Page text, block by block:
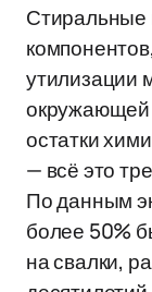
утилизации
окружающей
остатки
— всё это
По данным
более 50%
на свалки,